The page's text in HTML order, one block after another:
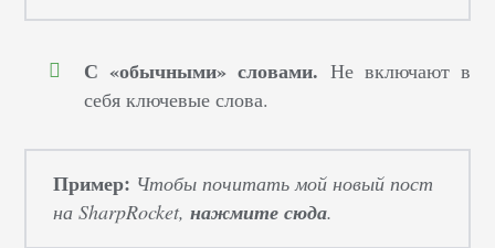
С «обычными» словами. Не включают в
себя ключевые слова.
Пример: Чтобы почитать мой новый пост
на SharpRocket,нажмите сюда.